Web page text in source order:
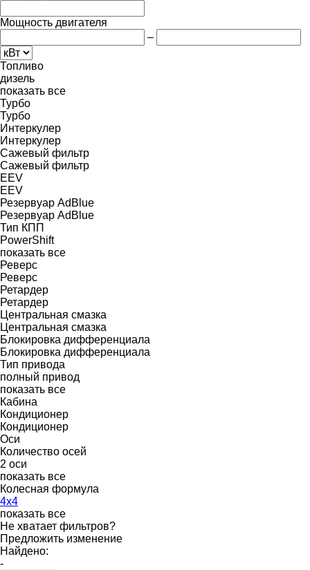
Мощность двигателя
–
Топливо
дизель
показать все
Турбо
Турбо
Интеркулер
Интеркулер
Сажевый фильтр
Сажевый фильтр
EEV
EEV
Резервуар AdBlue
Резервуар AdBlue
Тип КПП
PowerShift
показать все
Реверс
Реверс
Ретардер
Ретардер
Центральная смазка
Центральная смазка
Блокировка дифференциала
Блокировка дифференциала
Тип привода
полный привод
показать все
Кабина
Кондиционер
Кондиционер
Оси
Количество осей
2 оси
показать все
Колесная формула
4x4
показать все
Не хватает фильтров?
Предложить изменение
Найдено:
-